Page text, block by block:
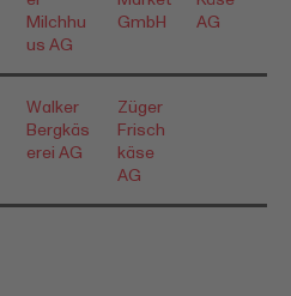
Milchhu
us AG
GmbH
AG
Walker
Bergkäs
erei AG
Züger
Frisch
käse
AG